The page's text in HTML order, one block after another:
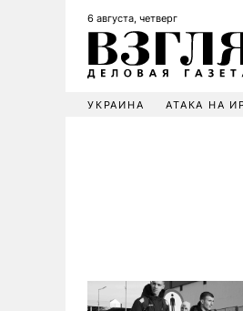
6 августа, четверг
УКРАИНА АТАКА НА